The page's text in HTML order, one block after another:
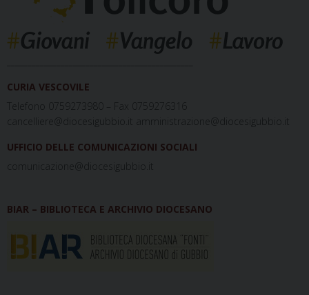
CURIA VESCOVILE
Telefono 0759273980 – Fax 0759276316
cancelliere@diocesigubbio.it amministrazione@diocesigubbio.it
UFFICIO DELLE COMUNICAZIONI SOCIALI
comunicazione@diocesigubbio.it
BIAR – BIBLIOTECA E ARCHIVIO DIOCESANO